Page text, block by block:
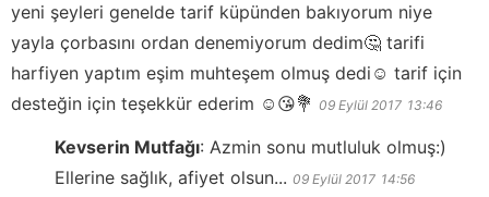
yeni şeyleri genelde tarif küpünden bakıyorum niye
yayla çorbasını ordan denemiyorum dedim🤔 tarifi
harfiyen yaptım eşim muhteşem olmuş dedi☺️ tarif için
desteğin için teşekkür ederim ☺️😘💐 09 Eylül 2017 13:46
Kevserin Mutfağı: Azmin sonu mutluluk olmuş:)
Ellerine sağlık, afiyet olsun... 09 Eylül 2017 14:56